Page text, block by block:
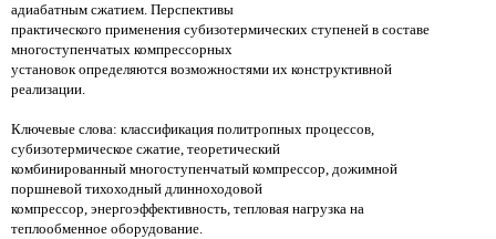
адиабатным сжатием. Перспективы
практического применения субизотермических ступеней в составе
многоступенчатых компрессорных
установок определяются возможностями их конструктивной
реализации.
Ключевые слова: классификация политропных процессов,
субизотермическое сжатие, теоретический
комбинированный многоступенчатый компрессор, дожимной
поршневой тихоходный длинноходовой
компрессор, энергоэффективность, тепловая нагрузка на
теплообменное оборудование.